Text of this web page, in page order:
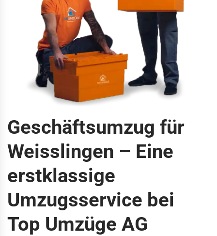
Geschäftsumzug für
Weisslingen – Eine
erstklassige
Umzugsservice bei
Top Umzüge AG